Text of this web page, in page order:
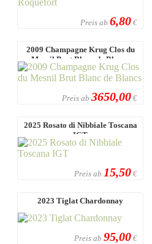
Preis ab 6,80 €
2009 Champagne Krug Clos du
Mesnil Brut Blanc de Blancs
Preis ab 3650,00 €
2025 Rosato di Nibbiale Toscana
IGT
Preis ab 15,50 €
2023 Tiglat Chardonnay
Preis ab 95,00 €